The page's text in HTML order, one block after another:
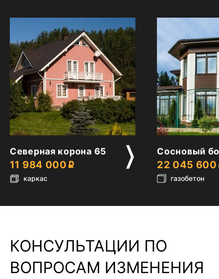
2
Северная корона 65
11 984 000
каркас
2
Сосновый
22 045 600
газобетон
КОНСУЛЬТАЦИИ ПО
ВОПРОСАМ ИЗМЕНЕНИЯ